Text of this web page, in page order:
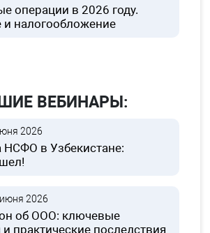
операции в 2026 году.
и налогообложение
ВЕБИНАРЫ:
2026
НСФО в Узбекистане:
2026
об ООО: ключевые
практические последствия